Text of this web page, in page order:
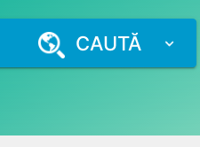
CAUTĂ